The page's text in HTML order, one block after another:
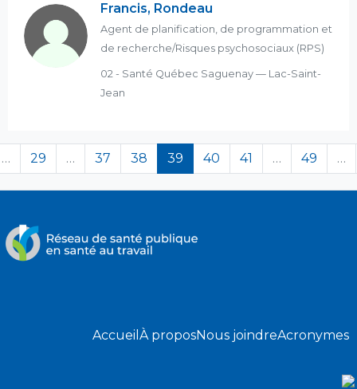
Francis, Rondeau
Agent de planification, de programmation et
de recherche/Risques psychosociaux (RPS)
02 - Santé Québec Saguenay — Lac-Saint-
Jean
… 29 … 37 38 39(en cours)
40 41 … 49 …
Accueil À proposNous joindreAcronymes